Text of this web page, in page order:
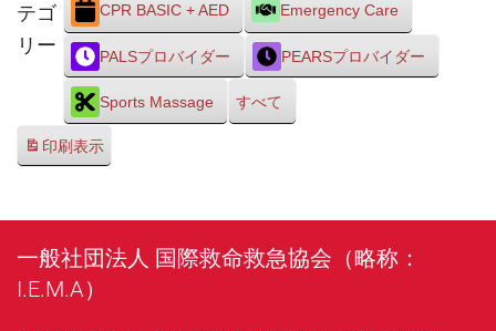
テゴ
リー
CPR BASIC + AED Emergency Care
PALSプロバイダー PEARSプロバイダー
Sports Massage すべて
印刷表示
一般社団法人 国際救命救急協会（略称：
I.E.M.A）